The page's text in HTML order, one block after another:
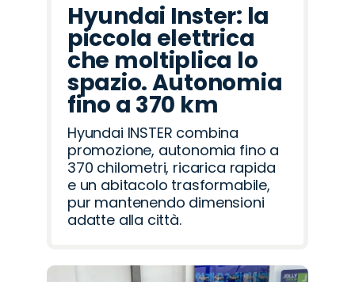
Hyundai Inster: la
piccola elettrica
che moltiplica lo
spazio. Autonomia
fino a 370 km
Hyundai INSTER combina
promozione, autonomia fino a
370 chilometri, ricarica rapida
e un abitacolo trasformabile,
pur mantenendo dimensioni
adatte alla città.